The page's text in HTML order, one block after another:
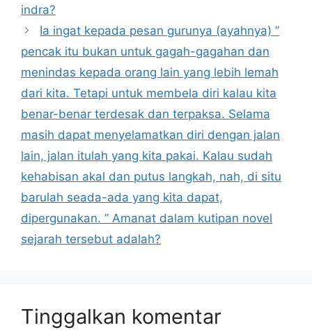
indra?
Ia ingat kepada pesan gurunya (ayahnya) ”
pencak itu bukan untuk gagah-gagahan dan
menindas kepada orang lain yang lebih lemah
dari kita. Tetapi untuk membela diri kalau kita
benar-benar terdesak dan terpaksa. Selama
masih dapat menyelamatkan diri dengan jalan
lain, jalan itulah yang kita pakai. Kalau sudah
kehabisan akal dan putus langkah, nah, di situ
barulah seada-ada yang kita dapat,
dipergunakan. ” Amanat dalam kutipan novel
sejarah tersebut adalah?
Tinggalkan komentar